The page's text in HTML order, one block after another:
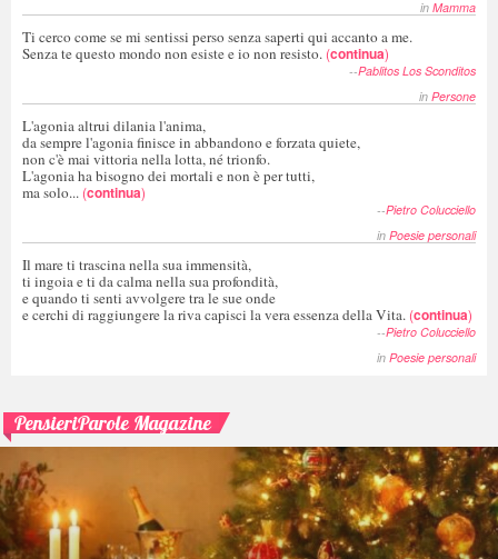
in Mamma
Ti cerco come se mi sentissi perso senza saperti qui accanto a me.
Senza te questo mondo non esiste e io non resisto. (continua)
--Pablitos Los Sconditos
in Persone
L'agonia altrui dilania l'anima,
da sempre l'agonia finisce in abbandono e forzata quiete,
non c'è mai vittoria nella lotta, né trionfo.
L'agonia ha bisogno dei mortali e non è per tutti,
ma solo... (continua)
--Pietro Colucciello
in Poesie personali
Il mare ti trascina nella sua immensità,
ti ingoia e ti da calma nella sua profondità,
e quando ti senti avvolgere tra le sue onde
e cerchi di raggiungere la riva capisci la vera essenza della Vita. (continua)
--Pietro Colucciello
in Poesie personali
PensieriParole Magazine